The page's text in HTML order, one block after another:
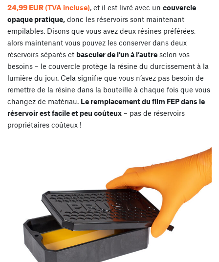
24,99 EUR (TVA incluse), et il est livré avec un couvercle
opaque pratique, donc les réservoirs sont maintenant
empilables. Disons que vous avez deux résines préférées,
alors maintenant vous pouvez les conserver dans deux
réservoirs séparés et basculer de l’un à l’autre selon vos
besoins – le couvercle protège la résine du durcissement à la
lumière du jour. Cela signifie que vous n’avez pas besoin de
remettre de la résine dans la bouteille à chaque fois que vous
changez de matériau. Le remplacement du film FEP dans le
réservoir est facile et peu coûteux – pas de réservoirs
propriétaires coûteux !